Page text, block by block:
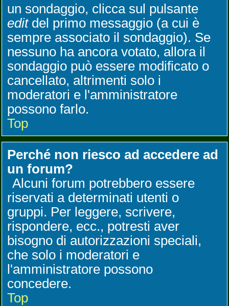
un sondaggio, clicca sul pulsante
editdel primo messaggio (a cui è
sempre associato il sondaggio). Se
nessuno ha ancora votato, allora il
sondaggio può essere modificato o
cancellato, altrimenti solo i
moderatori e l'amministratore
possono farlo.
Top
Perché non riesco ad accedere ad
un forum?
Alcuni forum potrebbero essere
riservati a determinati utenti o
gruppi. Per leggere, scrivere,
rispondere, ecc., potresti aver
bisogno di autorizzazioni speciali,
che solo i moderatori e
l'amministratore possono
concedere.
Top